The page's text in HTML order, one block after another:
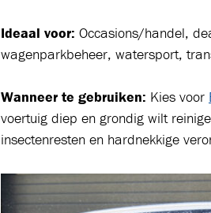
Ideaal voor: Occasions/handel,
wagenparkbeheer, watersport,
Wanneer te gebruiken: Kies voor
voertuig diep en grondig wilt
insectenresten en hardnekkige